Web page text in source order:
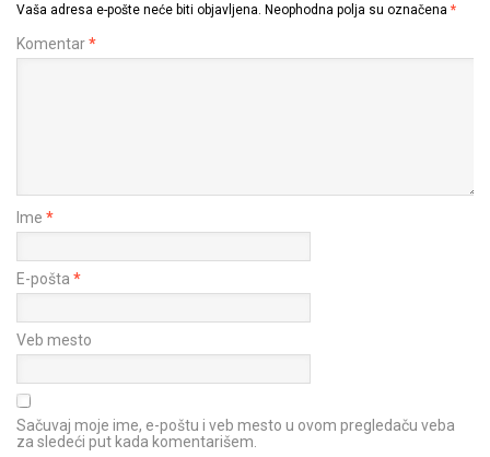
Vaša adresa e-pošte neće biti objavljena. Neophodna polja su označena *
Komentar*
Ime *
E-pošta *
Veb mesto
Sačuvaj moje ime, e-poštu i veb mesto u ovom pregledaču veba
za sledeći put kada komentarišem.